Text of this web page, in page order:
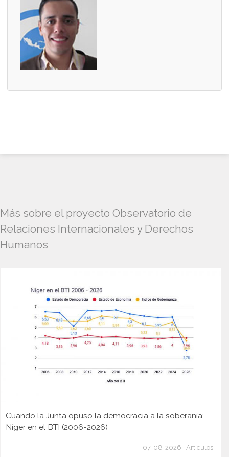
Más sobre el proyecto Observatorio de
Relaciones Internacionales y Derechos
Humanos
Cuando la Junta opuso la democracia a la soberanía:
Níger en el BTI (2006-2026)
07-08-2026 | Artículos